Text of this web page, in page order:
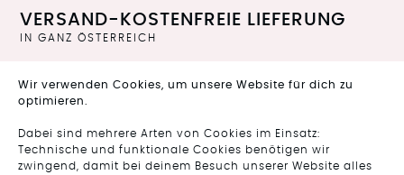
Wir verwenden Cookies, um unsere Website für dich zu
optimieren.
Dabei sind mehrere Arten von Cookies im Einsatz:
Technische und funktionale Cookies benötigen wir
zwingend, damit bei deinem Besuch unserer Website alles
VERSAND-KOSTENFREIE LIEFERUNG
IN GANZ ÖSTERREICH
aktuellen Kollektion. Die Designs von Elke Freytag
erscheinen vier Mal im Jahr. Unsere Damenkollektionen
produziert. Genauere Informationen dazu findest du